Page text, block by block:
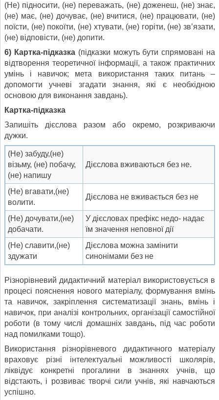
(Не) підносити, (не) переважать, (не) доженеш, (не) знає,
(не) має, (не) дочуває, (не) вчитися, (не) працювати, (не)
поїсти, (не) покоїти, (не) хтувати, (не) горіти, (не) зв’язати,
(не) відповісти, (не) допити.
6) Картка-підказка(підказки можуть бути спрямовані на
відтворення теоретичної інформації, а також практичних
умінь і навичок; мета використання таких питань –
допомогти учневі згадати знання, які є необхідною
основою для виконання завдань).
Картка-підказка
Запишіть дієслова разом або окремо, розкриваючи
дужки.
(Не) забуду,(не)
візьму, (не) побачу,
(не) напишу
Дієслова вживаються без не.
(Не) вгавати,(не)
волити.
Дієслова не вживається без не
(Не) дочувати,(не)
добачати.
У дієсловах префікс недо- надає
їм значення неповної дії
(Не) славити,(не)
здужати
Дієслова можна замінити
синонімами без не
Різнорівневий дидактичний матеріал використовується в
процесі пояснення нового матеріалу, формування вмінь
та навичок, закріплення систематизації знань, вмінь і
навичок, при аналізі контрольних, організації самостійної
роботи (в тому числі домашніх завдань, під час роботи
над помилками тощо).
Використання різнорівневого дидактичного матеріалу
враховує різні інтелектуальні можливості школярів,
ліквідує конкретні прогалини в знаннях учнів, що
відстають, і розвиває творчі сили учнів, які навчаються
успішно.